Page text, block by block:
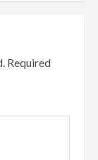
Required